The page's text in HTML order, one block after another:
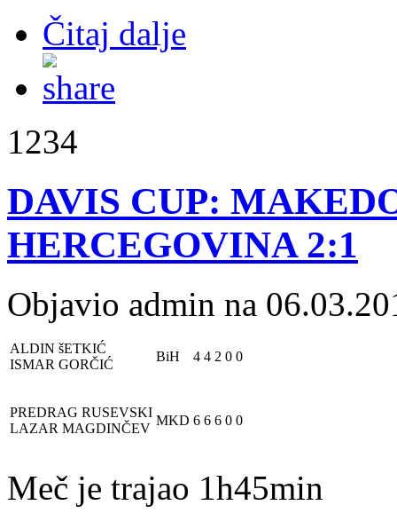
Čitaj dalje
1234
DAVIS CUP:
HERCEGOVINA 2:1
Objavio admin na
ALDIN šETKIĆ
ISMAR GORČIĆ
BiH 4 4 2 0 0
PREDRAG RUSEVSKI
LAZAR MAGDINČEV
MKD 6 6 6 0 0
Meč je trajao 1h45min